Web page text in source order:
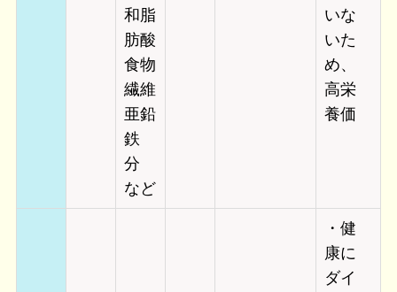
和脂
肪酸
食物
繊維
亜鉛
鉄
分
など
いな
いた
め、
高栄
養価
・健
康に
ダイ